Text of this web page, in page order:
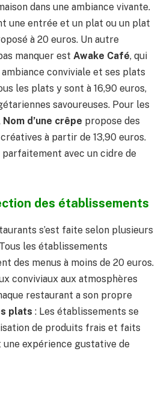
dans une ambiance vivante.
une entrée et un plat ou un plat
à 20 euros. Un autre
manquer est Awake Café, qui
conviviale et ses plats
les plats y sont à 16,90 euros,
savoureuses. Pour les
Nom d’une crêpe propose des
à partir de 13,90 euros.
avec un cidre de
des établissements
s’est faite selon plusieurs
les établissements
des menus à moins de 20 euros.
conviviaux aux atmosphères
restaurant a son propre
plats : Les établissements se
de produits frais et faits
une expérience gustative de